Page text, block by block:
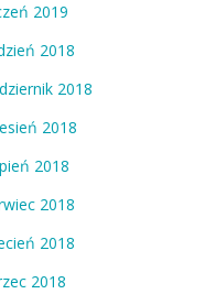
2019
2018
2018
2018
2018
2018
2018
2018